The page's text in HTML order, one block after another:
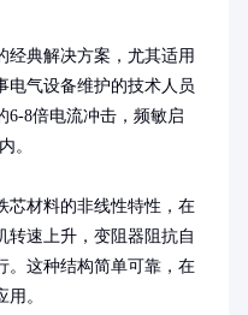
经典解决方案，尤其适用
电气设备维护的技术人员
6-8倍电流冲击，频敏启
。
芯材料的非线性特性，在
转速上升，变阻器阻抗自
。这种结构简单可靠，在
。